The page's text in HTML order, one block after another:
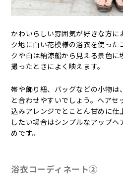
かわいらしい雰囲気が好きな方に
ク地に白い花模様の浴衣を使った
クや白は納涼船から見える景色に
撮ったときによく映えます。
帯や飾り紐、バッグなどの小物は
と合わせやすいでしょう。ヘアセ
込みアレンジでとことん甘めに仕
したい場合はシンプルなアップ
めです。
浴衣コーディネート②